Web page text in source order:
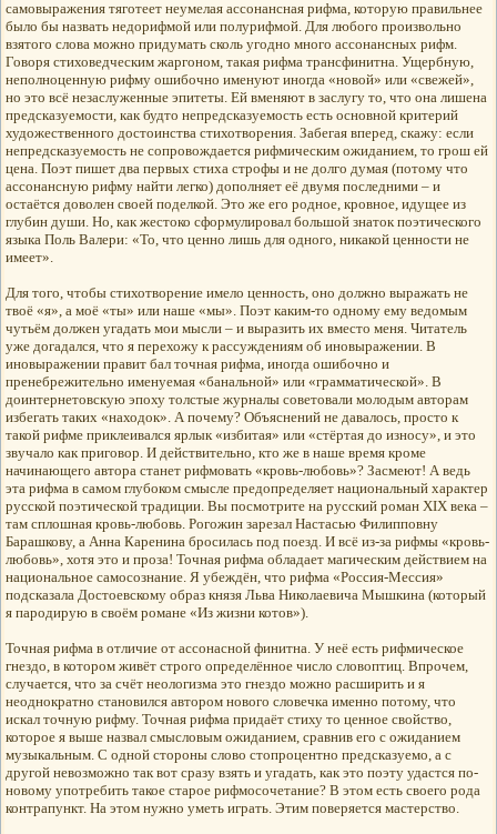
самовыражения тяготеет неумелая ассонансная рифма, которую правильнее
было бы назвать недорифмой или полурифмой. Для любого произвольно
взятого слова можно придумать сколь угодно много ассонансных рифм.
Говоря стиховедческим жаргоном, такая рифма трансфинитна. Ущербную,
неполноценную рифму ошибочно именуют иногда «новой» или «свежей»,
но это всё незаслуженные эпитеты. Ей вменяют в заслугу то, что она лишена
предсказуемости, как будто непредсказуемость есть основной критерий
художественного достоинства стихотворения. Забегая вперед, скажу: если
непредсказуемость не сопровождается рифмическим ожиданием, то грош ей
цена. Поэт пишет два первых стиха строфы и не долго думая (потому что
ассонансную рифму найти легко) дополняет её двумя последними – и
остаётся доволен своей поделкой. Это же его родное, кровное, идущее из
глубин души. Но, как жестоко сформулировал большой знаток поэтического
языка Поль Валери: «То, что ценно лишь для одного, никакой ценности не
имеет».
Для того, чтобы стихотворение имело ценность, оно должно выражать не
твоё «я», а моё «ты» или наше «мы». Поэт каким-то одному ему ведомым
чутьём должен угадать мои мысли – и выразить их вместо меня. Читатель
уже догадался, что я перехожу к рассуждениям об иновыражении. В
иновыражении правит бал точная рифма, иногда ошибочно и
пренебрежительно именуемая «банальной» или «грамматической». В
доинтернетовскую эпоху толстые журналы советовали молодым авторам
избегать таких «находок». А почему? Объяснений не давалось, просто к
такой рифме приклеивался ярлык «избитая» или «стёртая до износу», и это
звучало как приговор. И действительно, кто же в наше время кроме
начинающего автора станет рифмовать «кровь-любовь»? Засмеют! А ведь
эта рифма в самом глубоком смысле предопределяет национальный характер
русской поэтической традиции. Вы посмотрите на русский роман ХIХ века –
там сплошная кровь-любовь. Рогожин зарезал Настасью Филипповну
Барашкову, а Анна Каренина бросилась под поезд. И всё из-за рифмы «кровь-
любовь», хотя это и проза! Точная рифма обладает магическим действием на
национальное самосознание. Я убеждён, что рифма «Россия-Мессия»
подсказала Достоевскому образ князя Льва Николаевича Мышкина (который
я пародирую в своём романе «Из жизни котов»).
Точная рифма в отличие от ассонасной финитна. У неё есть рифмическое
гнездо, в котором живёт строго определённое число словоптиц. Впрочем,
случается, что за счёт неологизма это гнездо можно расширить и я
неоднократно становился автором нового словечка именно потому, что
искал точную рифму. Точная рифма придаёт стиху то ценное свойство,
которое я выше назвал смысловым ожиданием, сравнив его с ожиданием
музыкальным. С одной стороны слово стопроцентно предсказуемо, а с
другой невозможно так вот сразу взять и угадать, как это поэту удастся по-
новому употребить такое старое рифмосочетание? В этом есть своего рода
контрапункт. На этом нужно уметь играть. Этим поверяется мастерство.